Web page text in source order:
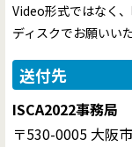
Video形式ではなく
ディスクでお願いい
送付先
ISCA2022事務局
〒530-0005 大阪